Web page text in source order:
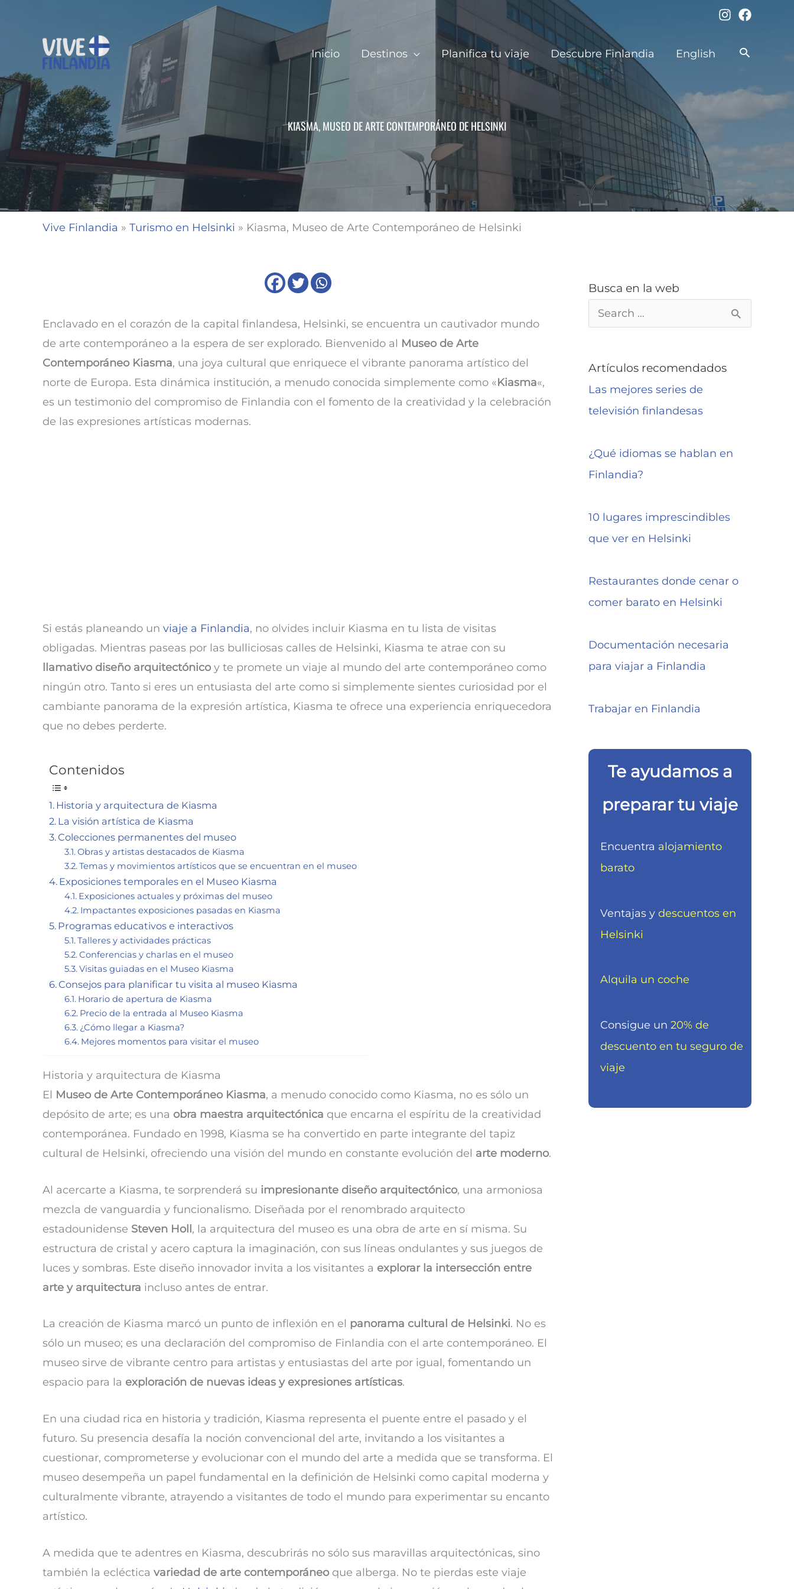
contenido
Inicio Destinos Planifica tu viaje Descubre Finlandia English Buscar
KIASMA, MUSEO DE ARTE CONTEMPORÁNEO DE HELSINKI
Vive Finlandia » Turismo en Helsinki » Kiasma, Museo de Arte Contemporáneo de Helsinki
Enclavado en el corazón de la capital finlandesa, Helsinki, se encuentra un cautivador mundo
de arte contemporáneo a la espera de ser explorado. Bienvenido al Museo de Arte
Contemporáneo Kiasma, una joya cultural que enriquece el vibrante panorama artístico del
norte de Europa. Esta dinámica institución, a menudo conocida simplemente como «Kiasma«,
es un testimonio del compromiso de Finlandia con el fomento de la creatividad y la celebración
de las expresiones artísticas modernas.
Si estás planeando un viaje a Finlandia, no olvides incluir Kiasma en tu lista de visitas
obligadas. Mientras paseas por las bulliciosas calles de Helsinki, Kiasma te atrae con su
llamativo diseño arquitectónico y te promete un viaje al mundo del arte contemporáneo como
ningún otro. Tanto si eres un entusiasta del arte como si simplemente sientes curiosidad por el
cambiante panorama de la expresión artística, Kiasma te ofrece una experiencia enriquecedora
que no debes perderte.
Contenidos
Historia y arquitectura de Kiasma
La visión artística de Kiasma
Colecciones permanentes del museo
Obras y artistas destacados de Kiasma
Temas y movimientos artísticos que se encuentran en el museo
Exposiciones temporales en el Museo Kiasma
Exposiciones actuales y próximas del museo
Impactantes exposiciones pasadas en Kiasma
Programas educativos e interactivos
Talleres y actividades prácticas
Conferencias y charlas en el museo
Visitas guiadas en el Museo Kiasma
Consejos para planificar tu visita al museo Kiasma
Horario de apertura de Kiasma
Precio de la entrada al Museo Kiasma
¿Cómo llegar a Kiasma?
Mejores momentos para visitar el museo
Historia y arquitectura de Kiasma
El Museo de Arte Contemporáneo Kiasma, a menudo conocido como Kiasma, no es sólo un
depósito de arte; es una obra maestra arquitectónica que encarna el espíritu de la creatividad
contemporánea. Fundado en 1998, Kiasma se ha convertido en parte integrante del tapiz
cultural de Helsinki, ofreciendo una visión del mundo en constante evolución del arte moderno.
Al acercarte a Kiasma, te sorprenderá su impresionante diseño arquitectónico, una armoniosa
mezcla de vanguardia y funcionalismo. Diseñada por el renombrado arquitecto
estadounidense Steven Holl, la arquitectura del museo es una obra de arte en sí misma. Su
estructura de cristal y acero captura la imaginación, con sus líneas ondulantes y sus juegos de
luces y sombras. Este diseño innovador invita a los visitantes a explorar la intersección entre
arte y arquitectura incluso antes de entrar.
La creación de Kiasma marcó un punto de inflexión en el panorama cultural de Helsinki. No es
sólo un museo; es una declaración del compromiso de Finlandia con el arte contemporáneo. El
museo sirve de vibrante centro para artistas y entusiastas del arte por igual, fomentando un
espacio para la exploración de nuevas ideas y expresiones artísticas.
En una ciudad rica en historia y tradición, Kiasma representa el puente entre el pasado y el
futuro. Su presencia desafía la noción convencional del arte, invitando a los visitantes a
cuestionar, comprometerse y evolucionar con el mundo del arte a medida que se transforma. El
museo desempeña un papel fundamental en la definición de Helsinki como capital moderna y
culturalmente vibrante, atrayendo a visitantes de todo el mundo para experimentar su encanto
artístico.
A medida que te adentres en Kiasma, descubrirás no sólo sus maravillas arquitectónicas, sino
también la ecléctica variedad de arte contemporáneo que alberga. No te pierdas este viaje
Busca en la web
u
c
a
r
o
r
Artículos recomendados
Las mejores series de
televisión finlandesas
¿Qué idiomas se hablan en
Finlandia?
10 lugares imprescindibles
que ver en Helsinki
Restaurantes donde cenar o
comer barato en Helsinki
Documentación necesaria
para viajar a Finlandia
Trabajar en Finlandia
Te ayudamos a
preparar tu viaje
Encuentra alojamiento
barato
Ventajas y descuentos en
Helsinki
Alquila un coche
Consigue un 20% de
descuento en tu seguro de
viaje